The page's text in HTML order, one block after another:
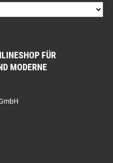
FÜR
MODERNE